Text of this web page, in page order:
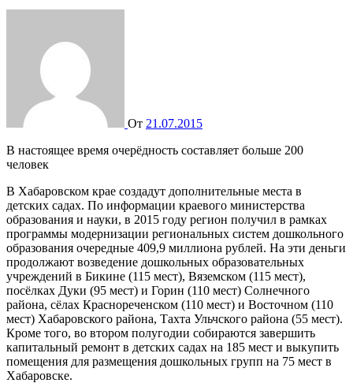
От 21.07.2015
В настоящее время очерёдность составляет больше 200
человек
В Хабаровском крае создадут дополнительные места в
детских садах. По информации краевого министерства
образования и науки, в 2015 году регион получил в рамках
программы модернизации региональных систем дошкольного
образования очередные 409,9 миллиона рублей. На эти деньги
продолжают возведение дошкольных образовательных
учреждений в Бикине (115 мест), Вяземском (115 мест),
посёлках Дуки (95 мест) и Горин (110 мест) Солнечного
района, сёлах Краснореченском (110 мест) и Восточном (110
мест) Хабаровского района, Тахта Ульчского района (55 мест).
Кроме того, во втором полугодии собираются завершить
капитальный ремонт в детских садах на 185 мест и выкупить
помещения для размещения дошкольных групп на 75 мест в
Хабаровске.